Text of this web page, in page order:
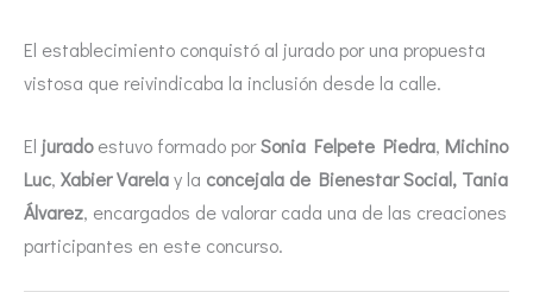
El establecimiento conquistó al jurado por una propuesta
vistosa que reivindicaba la inclusión desde la calle.
El juradoestuvo formado porSonia Felpete Piedra, Michino
Luc, Xabier Varelay la concejala de Bienestar Social, Tania
Álvarez, encargados de valorar cada una de las creaciones
participantes en este concurso.